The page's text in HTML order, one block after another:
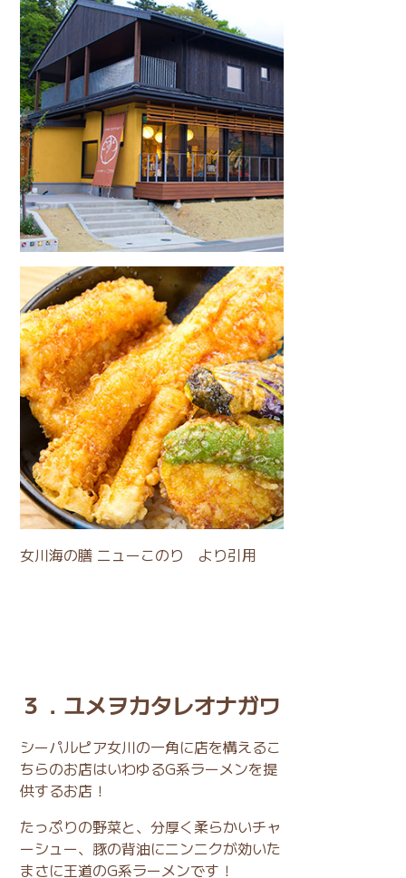
女川海の膳 ニューこのり より引用
３．ユメヲカタレオナガワ
シーパルピア女川の一角に店を構えるこ
ちらのお店はいわゆるG系ラーメンを提
供するお店！
たっぷりの野菜と、分厚く柔らかいチャ
ーシュー、豚の背油にニンニクが効いた
まさに王道のG系ラーメンです！